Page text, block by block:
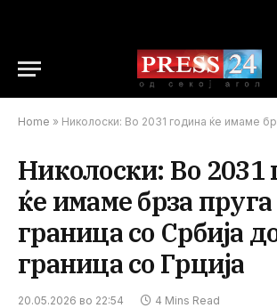
Home » Николоски: Во 2031 година ќе имаме брза пруга од граница со
Николоски: Во 2031
ќе имаме брза
граница со Србија
граница со Грција
20.05.2026 во 22:54 4 Mins Read